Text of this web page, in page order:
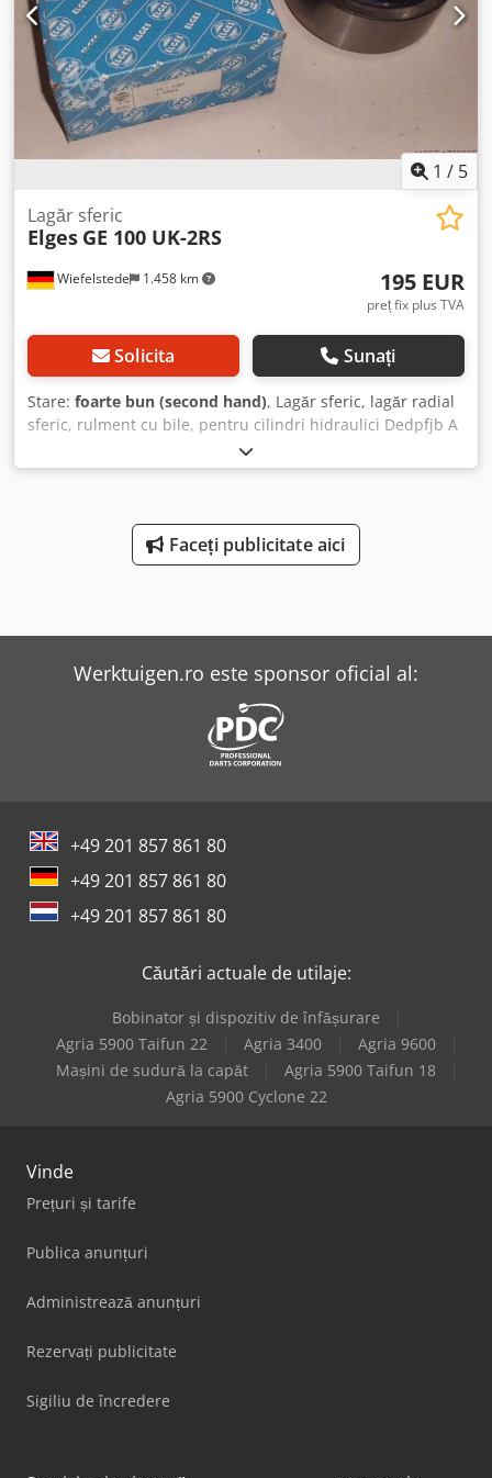
1 / 5
Wiefelstede 1.458 km
Lagăr sferic
Elges GE 100 UK-2RS
195 EUR
preț fix plus TVA
Solicita Sunați
Stare: foarte bun (second hand), Lagăr sferic, lagăr radial
sferic, rulment cu bile, pentru cilindri hidraulici Dedpfjb A
N Nzex Ahlock - Stare: neutilizat - Tip: GE 100 UK-2RS -
Cantitate: 3 lagăre sferice disponibile - Preț: pe bucată -
Faceți publicitate aici
Werktuigen.ro este sponsor oficial al:
+49 201 857 861 80
+49 201 857 861 80
+49 201 857 861 80
Căutări actuale de utilaje:
Bobinator și dispozitiv de înfășurare
Agria 5900 Taifun 22
Agria 3400
Agria 9600
Mașini de sudură la capăt
Agria 5900 Taifun 18
Agria 5900 Cyclone 22
Vinde
Prețuri și tarife
Publica anunțuri
Administrează anunțuri
Rezervați publicitate
Sigiliu de încredere